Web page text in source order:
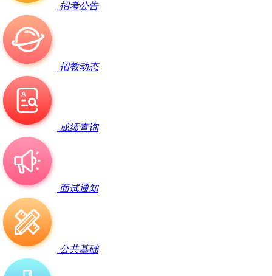
招考公告
招教动态
成绩查询
面试通知
公共基础